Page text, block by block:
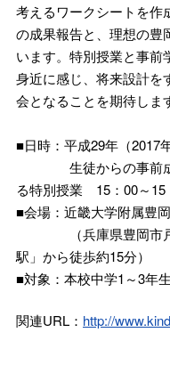
考えるワークシートを作
の成果報告と、理想の豊
います。特別授業と事前
身近に感じ、将来設計を
会となることを期待しま
■日時：平成29年（2017
生徒からの事前成
る特別授業 15：00～15
■会場：近畿大学附属豊
（兵庫県豊岡市戸牧
駅」から徒歩約15分）
■対象：本校中学1～3年
関連URL： http://